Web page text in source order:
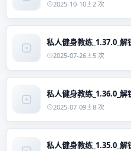
2025-10-10 2 次
私人健身教练_1.37.0_
2025-07-26 5 次
私人健身教练_1.36.0_
2025-07-09 8 次
私人健身教练_1.35.0_